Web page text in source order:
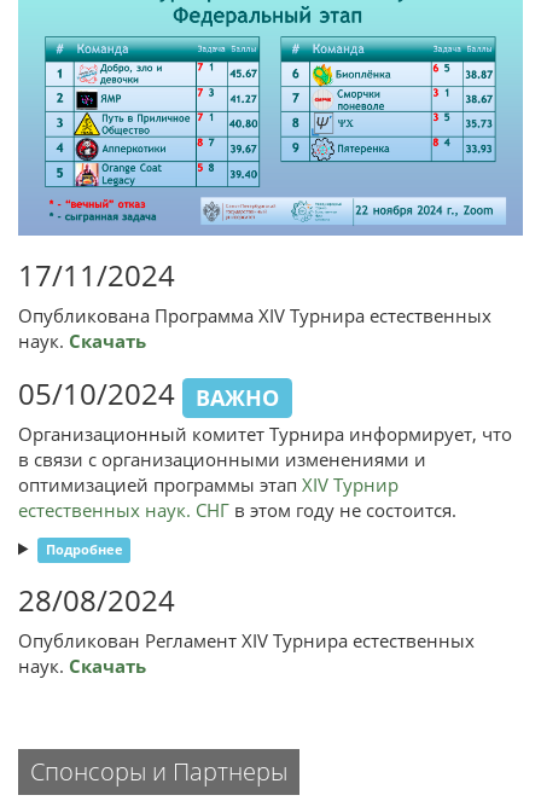
17/11/2024
Опубликована Программа XIV Турнира естественных
наук. Скачать
05/10/2024 ВАЖНО
Организационный комитет Турнира информирует, что
в связи с организационными изменениями и
оптимизацией программы этап XIV Турнир
естественных наук. СНГ в этом году не состоится.
Подробнее
28/08/2024
Опубликован Регламент XIV Турнира естественных
наук. Скачать
Спонсоры и Партнеры